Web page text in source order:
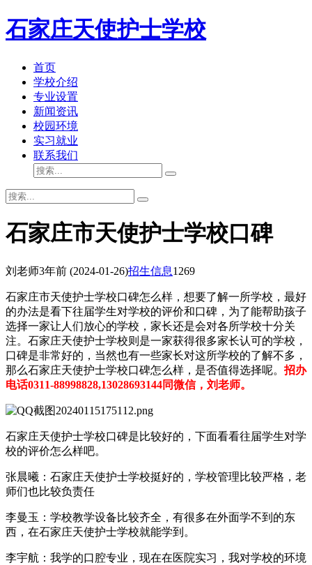
石家庄天使护士学校
首页
学校介绍
专业设置
新闻资讯
校园环境
实习就业
联系我们
石家庄市天使护士学校口碑
刘老师3年前 (2024-01-26)招生信息1269
石家庄市天使护士学校口碑怎么样，想要了解一所学校，最好
的办法是看下往届学生对学校的评价和口碑，为了能帮助孩子
选择一家让人们放心的学校，家长还是会对各所学校十分关
注。石家庄天使护士学校则是一家获得很多家长认可的学校，
口碑是非常好的，当然也有一些家长对这所学校的了解不多，
那么石家庄天使护士学校口碑怎么样，是否值得选择呢。 招办
电话0311-88998828,13028693144同微信，刘老师。
石家庄天使护士学校口碑是比较好的，下面看看往届学生对学
校的评价怎么样吧。
张晨曦：石家庄天使护士学校挺好的，学校管理比较严格，老
师们也比较负责任
李曼玉：学校教学设备比较齐全，有很多在外面学不到的东
西，在石家庄天使护士学校就能学到。
李宇航：我学的口腔专业，现在在医院实习，我对学校的环境